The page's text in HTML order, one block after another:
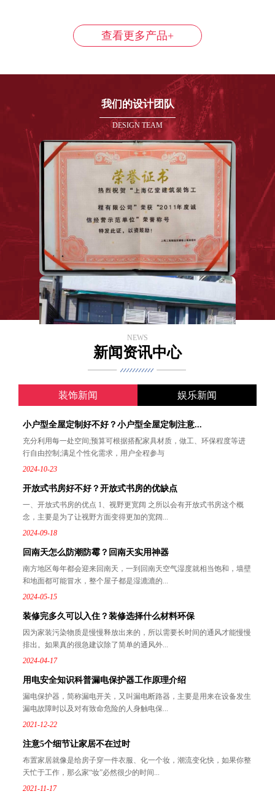
查看更多产品+
我们的设计团队
DESIGN TEAM
NEWS
新闻资讯中心
装饰新闻 娱乐新闻
小户型全屋定制好不好？小户型全屋定制注意...
充分利用每一处空间;预算可根据搭配家具材质，做工、环保程度等进
行自由控制;满足个性化需求，用户全程参与
2024-10-23
开放式书房好不好？开放式书房的优缺点
一、开放式书房的优点 1、视野更宽阔 之所以会有开放式书房这个概
念，主要是为了让视野方面变得更加的宽阔...
2024-09-18
回南天怎么防潮防霉？回南天实用神器
南方地区每年都会迎来回南天，一到回南天空气湿度就相当饱和，墙壁
和地面都可能冒水，整个屋子都是湿漉漉的...
2024-05-15
装修完多久可以入住？装修选择什么材料环保
因为家装污染物质是慢慢释放出来的，所以需要长时间的通风才能慢慢
排出。如果真的很急建议除了简单的通风外...
2024-04-17
用电安全知识科普漏电保护器工作原理介绍
漏电保护器，简称漏电开关，又叫漏电断路器，主要是用来在设备发生
漏电故障时以及对有致命危险的人身触电保...
2021-12-22
注意5个细节让家居不在过时
布置家居就像是给房子穿一件衣服、化一个妆，潮流变化快，如果你整
天忙于工作，那么家“妆”必然很少的时间...
2021-11-17